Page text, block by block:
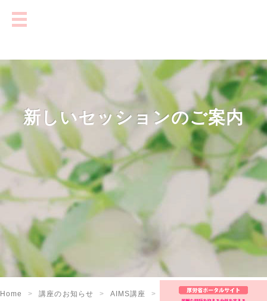
Home 講座のお知らせ
AIMS講座
新しいセッションのご案内